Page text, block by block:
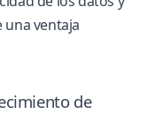
una ventaja
de